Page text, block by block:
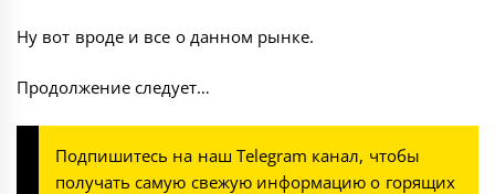
Ну вот вроде и все о данном рынке.
Продолжение следует…
Подпишитесь на наш Telegram канал, чтобы
получать самую свежую информацию о горящих